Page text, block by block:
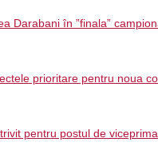
Darabani în ”finala”
prioritare pentru noua
pentru postul de